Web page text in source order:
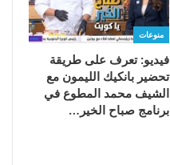
منوعات
فيديو: تعرف على طريقة
تحضير بانكيك الليمون مع
الشيف محمد المطوع في
برنامج صباح الخير…